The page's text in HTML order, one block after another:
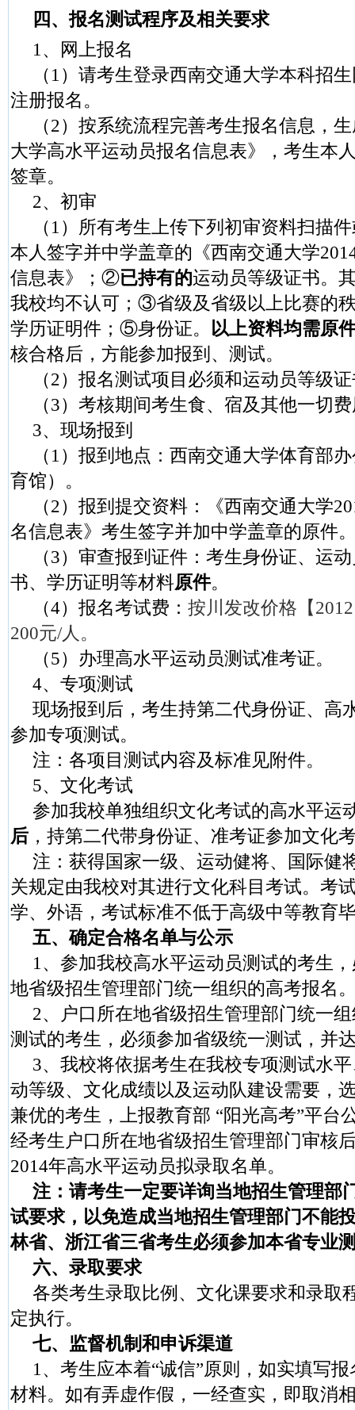
四、报名测试程序及相关要求
1、网上报名
（ 1 ）请考生登录西南交通大学本科招
注册报名。
（2）按系统流程完善考生报名信息，
大学高水平运动员报名信息表》，考生本
签章。
2、初审
（ 1 ）所有考生上传下列初审资料扫描
本人签字并中学盖章的《西南交通大学
信息表》；②已持有的运动员等级证书。
我校均不认可；③省级及省级以上比赛的
学历证明件；⑤身份证。 以上资料均需原
核合格后，方能参加报到、测试。
（2）报名测试项目必须和运动员等级
（3）考核期间考生食、宿及其他一切
3、现场报到
（ 1 ）报到地点：西南交通大学体育部
育馆）。
（2）报到提交资料：《西南交通大学
名信息表》考生签字并加中学盖章的原件
（3）审查报到证件：考生身份证、运
书、学历证明等材料原件。
（4）报名考试费： 按川发改价格【 2012
200元/人。
（5）办理高水平运动员测试准考证。
4、专项测试
现场报到后，考生持第二代身份证、高
参加专项测试。
注：各项目测试内容及标准见附件。
5、文化考试
参加我校单独组织文化考试的高水平运
后，持第二代带身份证、准考证参加文化
注：获得国家一级、运动健将、国际健
关规定由我校对其进行文化科目考试。考
学、外语，考试标准不低于高级中等教育
五、确定合格名单与公示
1、参加我校高水平运动员测试的考生
地省级招生管理部门统一组织的高考报名
2、户口所在地省级招生管理部门统一
测试的考生，必须参加省级统一测试，并
3、我校将依据考生在我校专项测试水
动等级、文化成绩以及运动队建设需要，
兼优的考生，上报教育部 “阳光高考”平台
经考生户口所在地省级招生管理部门审核
2014年高水平运动员拟录取名单。
注：请考生一定要详询当地招生管理部
试要求，以免造成当地招生管理部门不能
林省、浙江省三省考生必须参加本省专业
六、录取要求
各类考生录取比例、文化课要求和录取
定执行。
七、监督机制和申诉渠道
1、考生应本着“诚信”原则，如实填写
材料。如有弄虚作假，一经查实，即取消